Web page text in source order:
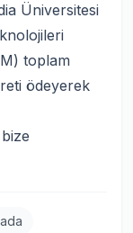
Üniversitesi
toplam
ödeyerek